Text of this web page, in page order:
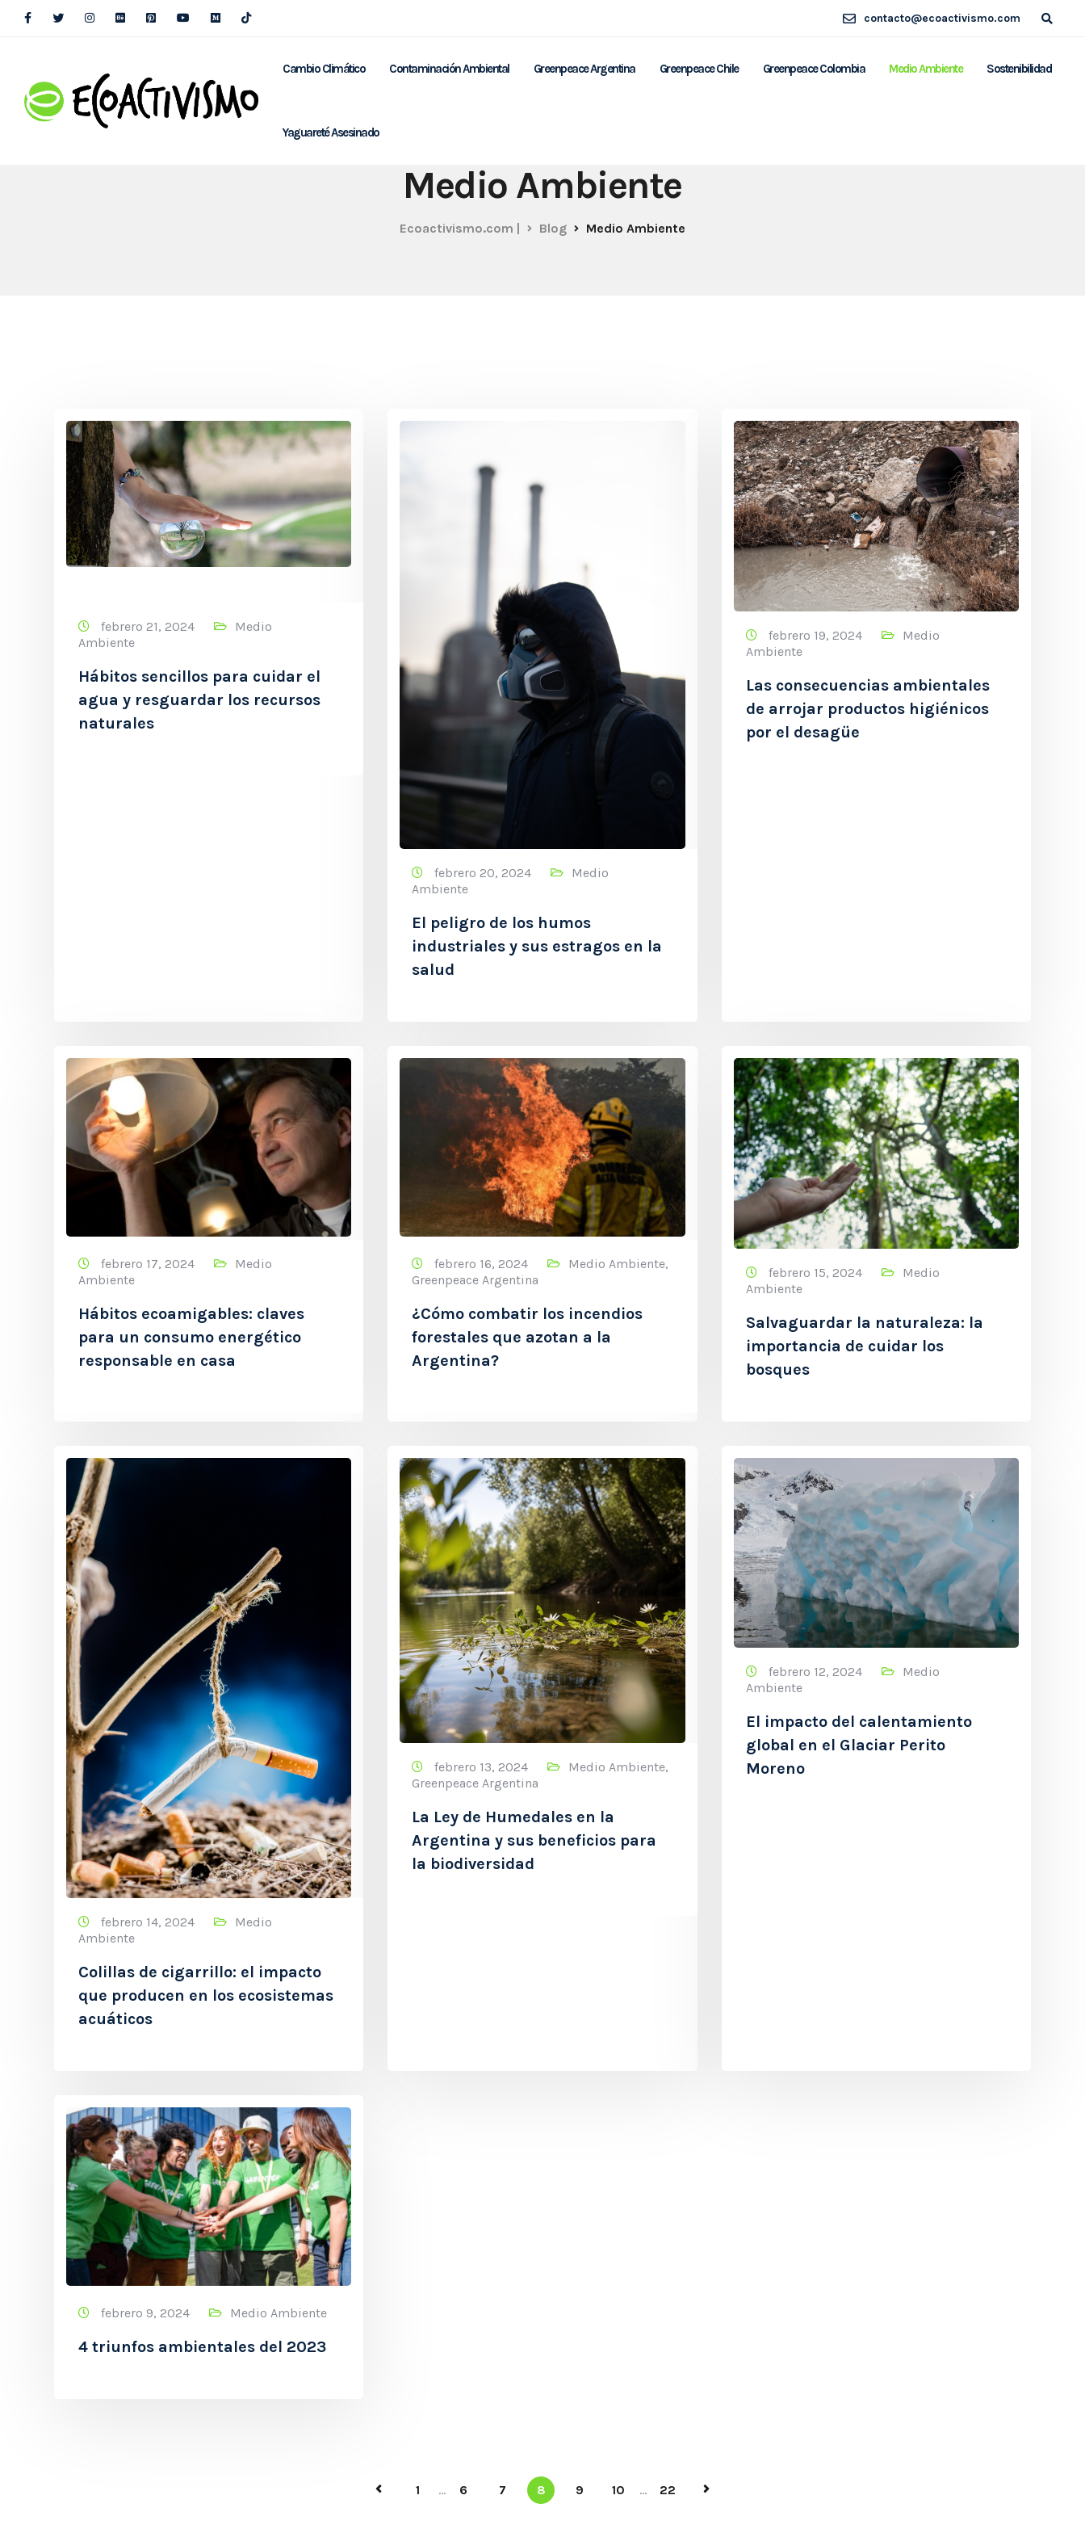
contacto@ecoactivismo.com
Cambio Climático Contaminación Ambiental Greenpeace Argentina Greenpeace Chile Greenpeace Colombia Medio Ambiente Sostenibilidad
Yaguareté Asesinado
Medio Ambiente
Ecoactivismo.com | Blog Medio Ambiente
febrero 21, 2024
Medio
Ambiente
Hábitos sencillos para cuidar el
agua y resguardar los recursos
naturales
febrero 20, 2024
Medio
Ambiente
El peligro de los humos
industriales y sus estragos en la
salud
febrero 19, 2024
Medio
Ambiente
Las consecuencias ambientales
de arrojar productos higiénicos
por el desagüe
febrero 17, 2024
Medio
Ambiente
Hábitos ecoamigables: claves
para un consumo energético
responsable en casa
febrero 16, 2024 Medio Ambiente,
Greenpeace Argentina
¿Cómo combatir los incendios
forestales que azotan a la
Argentina?
febrero 15, 2024
Medio
Ambiente
Salvaguardar la naturaleza: la
importancia de cuidar los
bosques
febrero 14, 2024
Medio
Ambiente
Colillas de cigarrillo: el impacto
que producen en los ecosistemas
acuáticos
febrero 13, 2024 Medio Ambiente,
Greenpeace Argentina
La Ley de Humedales en la
Argentina y sus beneficios para
la biodiversidad
febrero 12, 2024
Medio
Ambiente
El impacto del calentamiento
global en el Glaciar Perito
Moreno
febrero 9, 2024 Medio Ambiente
4 triunfos ambientales del 2023
1 ... 6 7 8 9 10 ... 22